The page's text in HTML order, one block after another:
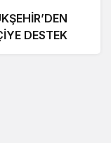
DESTEK